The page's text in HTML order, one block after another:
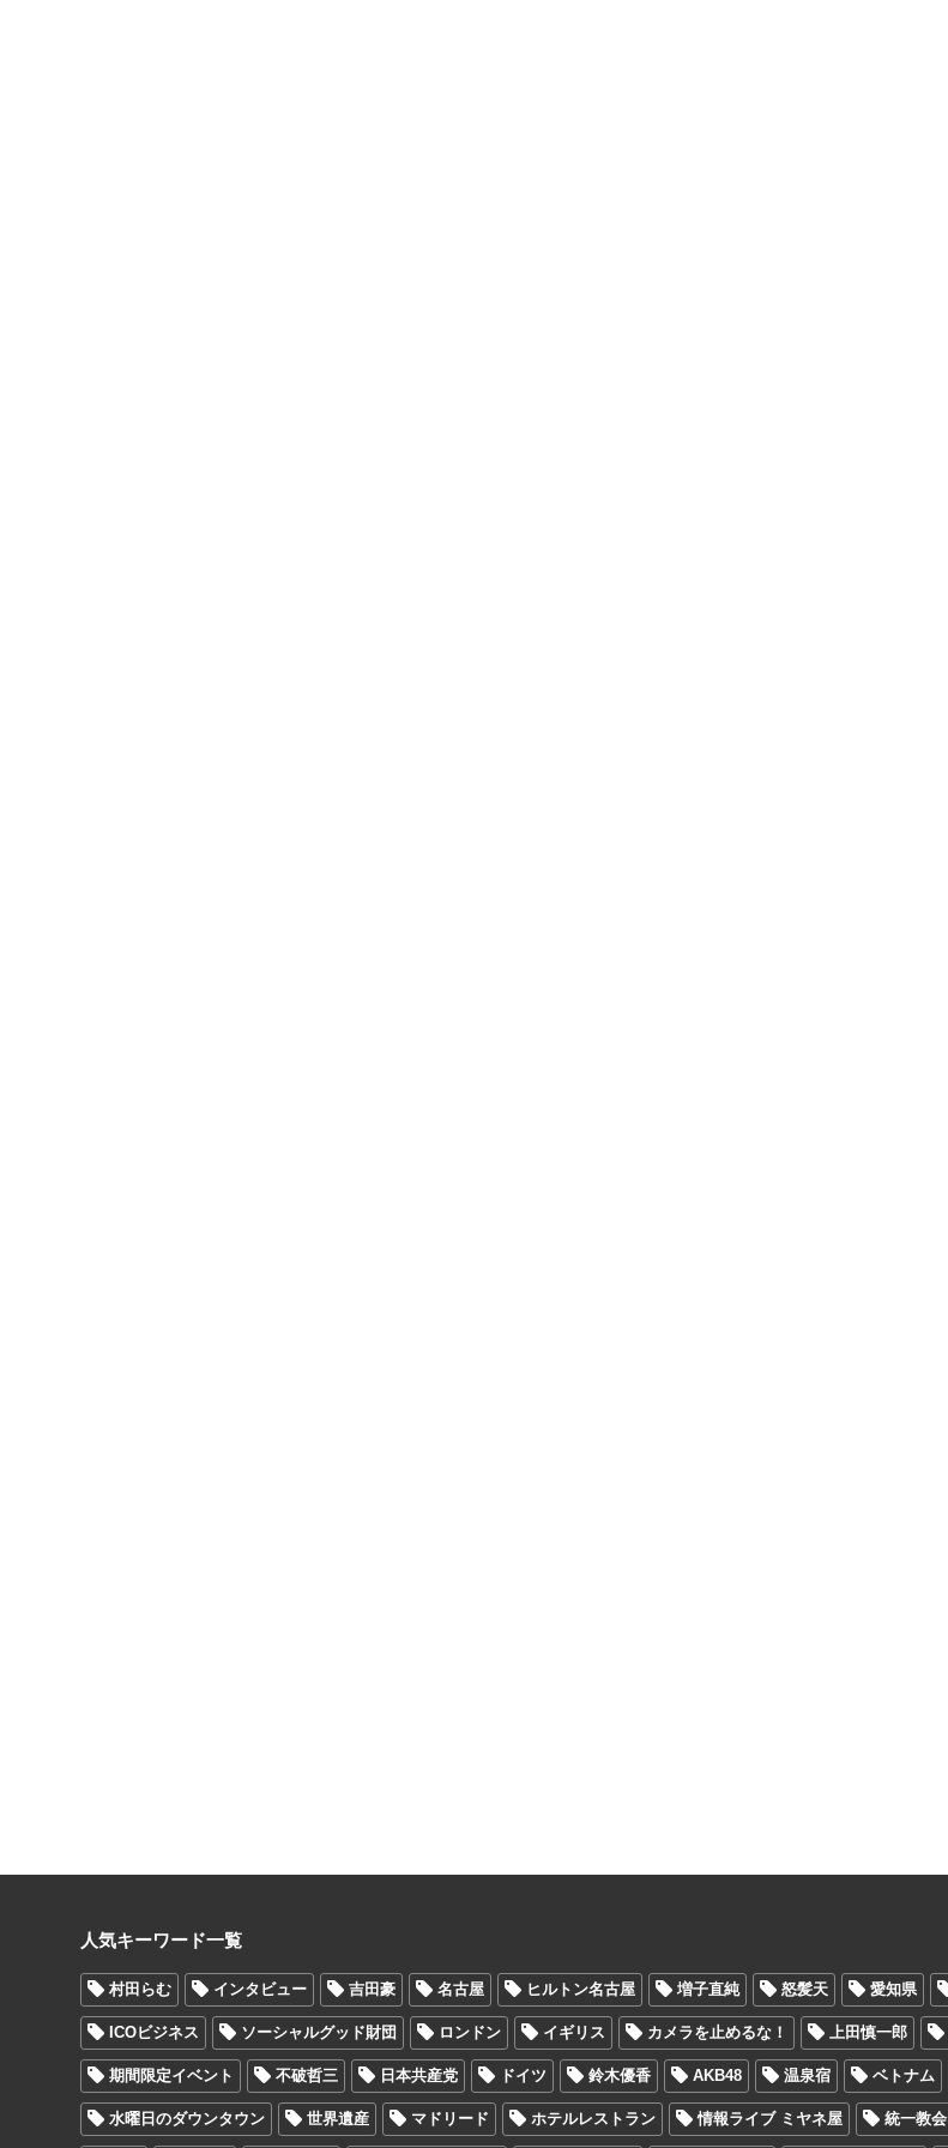
人気キーワード一覧
村田らむ インタビュー 吉田豪 名古屋 ヒルトン名古屋 増子直純 怒髪天 愛知県
ICOビジネス ソーシャルグッド財団 ロンドン イギリス カメラを止めるな！ 上田慎一郎
期間限定イベント 不破哲三 日本共産党 ドイツ 鈴木優香 AKB48 温泉宿 ベトナム
水曜日のダウンタウン 世界遺産 マドリード ホテルレストラン 情報ライブ ミヤネ屋 統一教会